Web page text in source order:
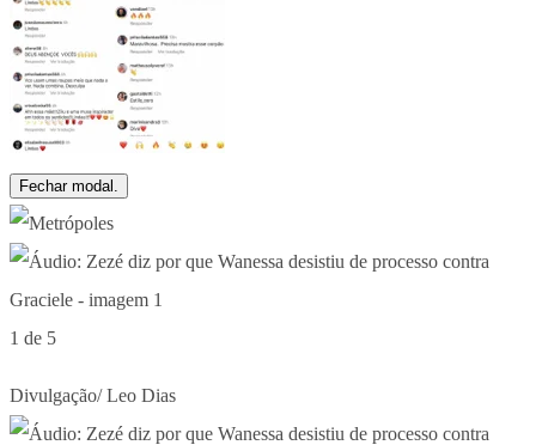
Fechar modal.
1 de 5
Divulgação/ Leo Dias